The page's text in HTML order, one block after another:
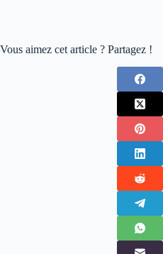
Vous aimez cet article ? Partagez !